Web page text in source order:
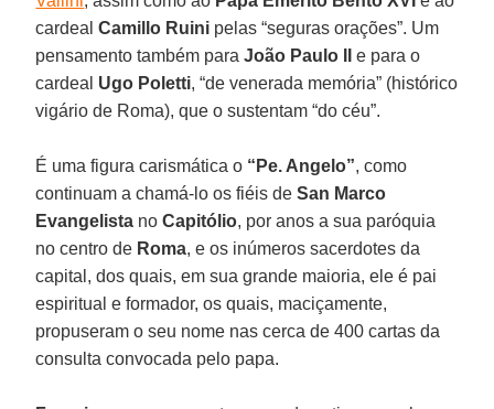
cardealCamillo Ruini pelas “seguras orações”. Um
pensamento também paraJoão Paulo II
e para o
cardeal Ugo Poletti, “de venerada memória” (histórico
vigário de Roma), que o sustentam “do céu”.
É uma figura carismática o “Pe. Angelo”, como
continuam a chamá-lo os fiéis deSan Marco
Evangelista noCapitólio, por anos a sua paróquia
no centro de Roma, e os inúmeros sacerdotes da
capital, dos quais, em sua grande maioria, ele é pai
espiritual e formador, os quais, maciçamente,
propuseram o seu nome nas cerca de 400 cartas da
consulta convocada pelo papa.